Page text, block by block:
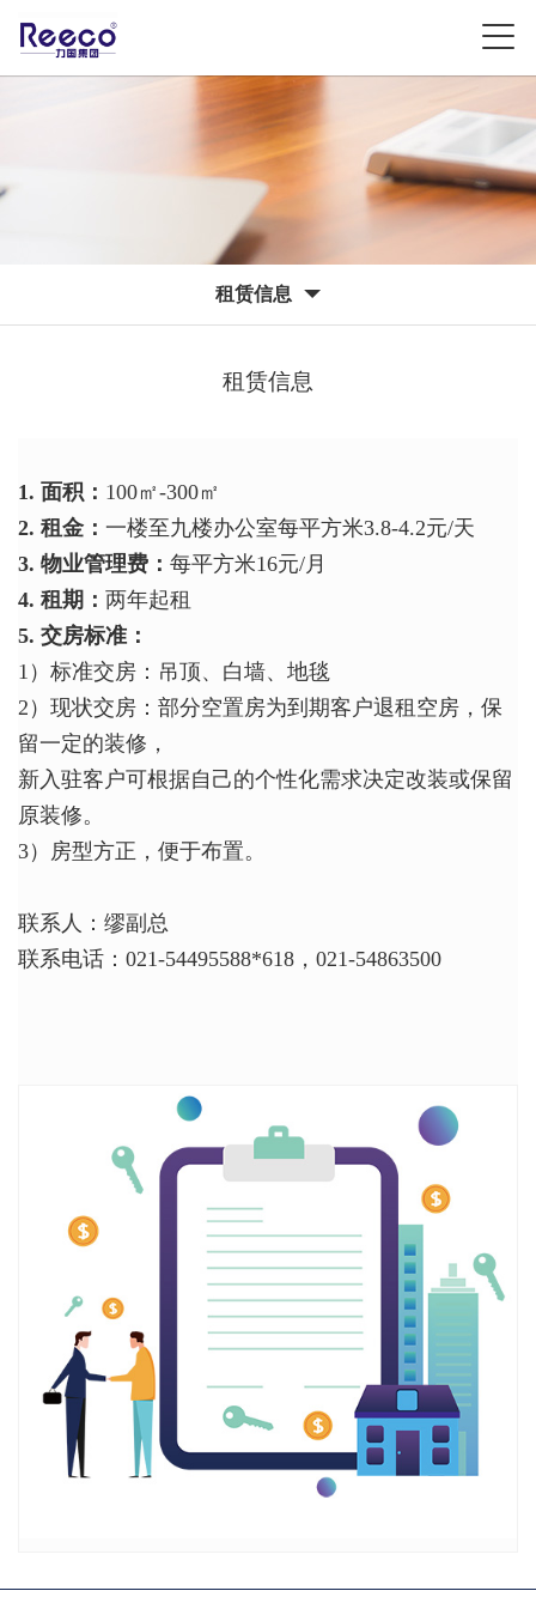
租赁信息
租赁信息
1. 面积： 100㎡-300㎡
2. 租金： 一楼至九楼办公室每平方米3.8-4.2元/天
3. 物业管理费： 每平方米16元/月
4. 租期： 两年起租
5. 交房标准：
1）标准交房：吊顶、白墙、地毯
2）现状交房：部分空置房为到期客户退租空房，保
留一定的装修，
新入驻客户可根据自己的个性化需求决定改装或保留
原装修。
3）房型方正，便于布置。
联系人：缪副总
联系电话：021-54495588*618，021-54863500